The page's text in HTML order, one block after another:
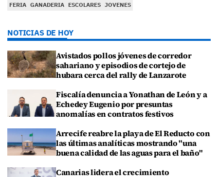
FERIA GANADERIA ESCOLARES JOVENES
NOTICIAS DE HOY
Avistados pollos jóvenes de corredor
sahariano y episodios de cortejo de
hubara cerca del rally de Lanzarote
Fiscalía denuncia a Yonathan de León y a
Echedey Eugenio por presuntas
anomalías en contratos festivos
Arrecife reabre la playa de El Reducto con
las últimas analíticas mostrando "una
buena calidad de las aguas para el baño"
Canarias lidera el crecimiento